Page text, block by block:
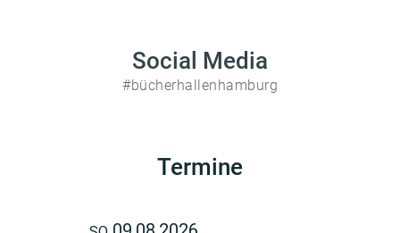
Social Media
#bücherhallenhamburg
Termine